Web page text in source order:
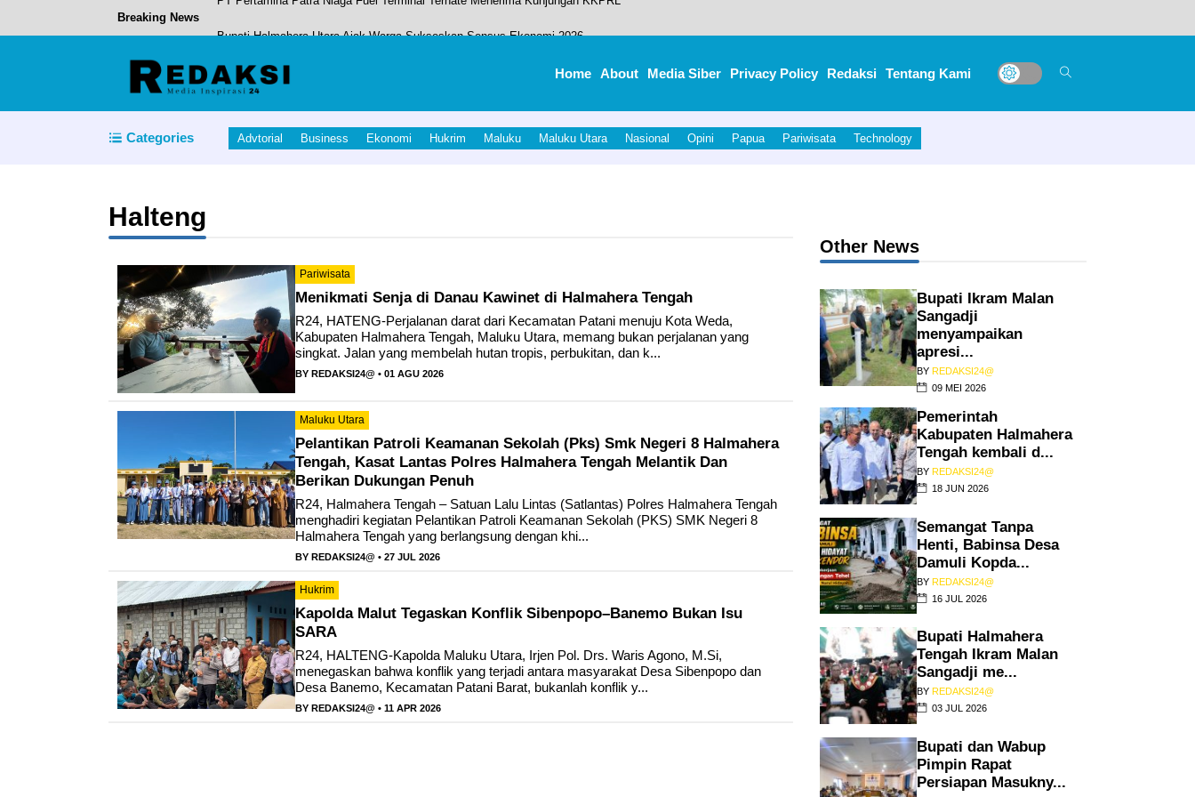
Breaking News
PT Pertamina Patra Niaga FT Ternate Sembelih 10 Hewan Kurban, Dibagikan ke Warga dan Stakeholder
Bupati dan Wabup Halut Menyoroti MTQ Sebagai Sarana Menjalin Persatuan Dan Kesatuan Wujudkan Halut Setara.
Home About Media Siber Privacy Policy Redaksi Tentang Kami
Categories Advtorial Business Ekonomi Hukrim Maluku Maluku Utara Nasional Opini Papua Pariwisata Technology
Halteng
Pariwisata
Menikmati Senja di Danau Kawinet di Halmahera Tengah
R24, HATENG-Perjalanan darat dari Kecamatan Patani menuju Kota Weda,
Kabupaten Halmahera Tengah, Maluku Utara, memang bukan perjalanan yang
singkat. Jalan yang membelah hutan tropis, perbukitan, dan k...
BY REDAKSI24@ • 01 AGU 2026
Maluku Utara
Pelantikan Patroli Keamanan Sekolah (Pks) Smk Negeri 8 Halmahera
Tengah, Kasat Lantas Polres Halmahera Tengah Melantik Dan
Berikan Dukungan Penuh
R24, Halmahera Tengah – Satuan Lalu Lintas (Satlantas) Polres Halmahera Tengah
menghadiri kegiatan Pelantikan Patroli Keamanan Sekolah (PKS) SMK Negeri 8
Halmahera Tengah yang berlangsung dengan khi...
BY REDAKSI24@ • 27 JUL 2026
Hukrim
Kapolda Malut Tegaskan Konflik Sibenpopo–Banemo Bukan Isu
SARA
R24, HALTENG-Kapolda Maluku Utara, Irjen Pol. Drs. Waris Agono, M.Si,
menegaskan bahwa konflik yang terjadi antara masyarakat Desa Sibenpopo dan
Desa Banemo, Kecamatan Patani Barat, bukanlah konflik y...
BY REDAKSI24@ • 11 APR 2026
Other News
Bupati Ikram Malan
Sangadji
menyampaikan
apresi...
BY REDAKSI24@
09 MEI 2026
Pemerintah
Kabupaten Halmahera
Tengah kembali d...
BY REDAKSI24@
18 JUN 2026
Semangat Tanpa
Henti, Babinsa Desa
Damuli Kopda...
BY REDAKSI24@
16 JUL 2026
Bupati Halmahera
Tengah Ikram Malan
Sangadji me...
BY REDAKSI24@
03 JUL 2026
Bupati dan Wabup
Pimpin Rapat
Persiapan Masukny...